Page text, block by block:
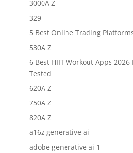
3000A Z
329
5 Best Online Trading
530A Z
6 Best HIIT Workout Apps 2026
Tested
620A Z
750A Z
820A Z
a16z generative ai
adobe generative ai 1